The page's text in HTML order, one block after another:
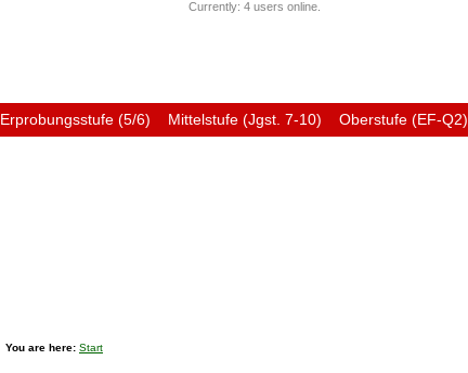
Currently: 4 users online.
Erprobungsstufe (5/6) Mittelstufe (Jgst. 7-10) Oberstufe (EF-Q2)
You are here: Start